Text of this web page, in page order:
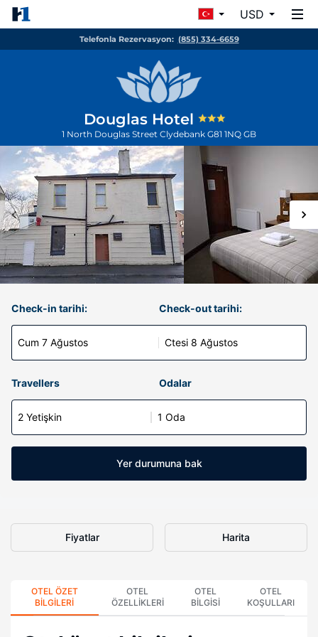
USD
Telefonla Rezervasyon: (855) 334-6659
Douglas Hotel
1 North Douglas Street Clydebank G81 1NQ GB
Check-in tarihi:
Cum 7 Ağustos
Check-out tarihi:
Ctesi 8 Ağustos
Travellers Odalar
2 Yetişkin 1 Oda
Yer durumuna bak
Fiyatlar Harita
OTEL ÖZET
BILGILERI
OTEL
ÖZELLIKLERI
OTEL
BILGISI
OTEL
KOŞULLARI